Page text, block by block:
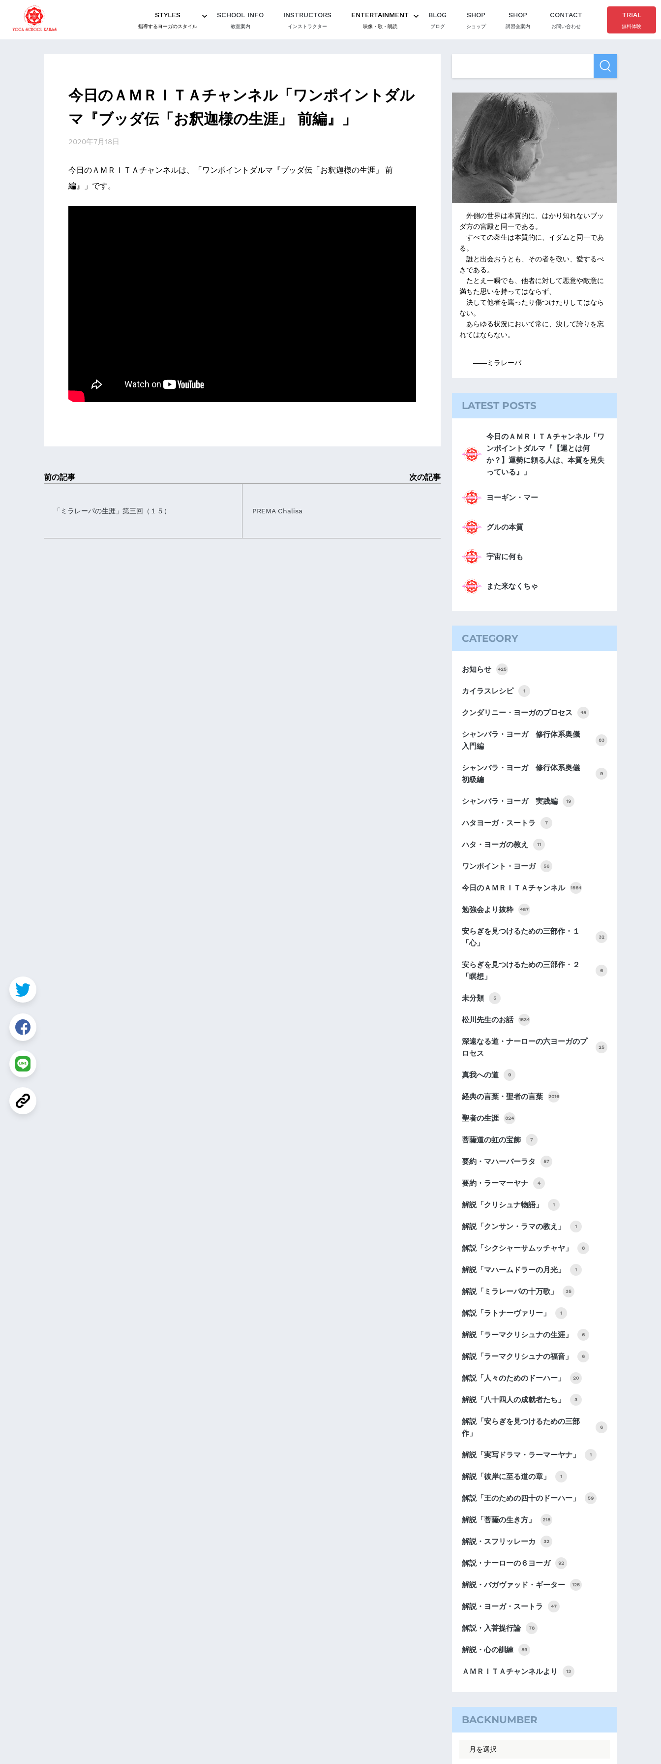
STYLES
指導するヨーガのスタイル
SCHOOL INFO
教室案内
INSTRUCTORS
インストラクター
ENTERTAINMENT
映像・歌・朗読
BLOG
ブログ
SHOP
ショップ
SHOP
講習会案内
CONTACT
お問い合わせ
TRIAL
無料体験
今日のＡＭＲＩＴＡチャンネル「ワンポイントダル
マ『ブッダ伝「お釈迦様の生涯」 前編』」
2020年7月18日
今日のＡＭＲＩＴＡチャンネルは、「ワンポイントダルマ『ブッダ伝「お釈迦様の生涯」 前
編』」です。
前の記事
「ミラレーパの生涯」第三回（１５）
次の記事
PREMA Chalisa
外側の世界は本質的に、はかり知れないブッ
ダ方の宮殿と同一である。
すべての衆生は本質的に、イダムと同一であ
る。
誰と出会おうとも、その者を敬い、愛するべ
きである。
たとえ一瞬でも、他者に対して悪意や敵意に
満ちた思いを持ってはならず、
決して他者を罵ったり傷つけたりしてはなら
ない。
あらゆる状況において常に、決して誇りを忘
れてはならない。
――ミラレーパ
LATEST POSTS
今日のＡＭＲＩＴＡチャンネル「ワ
ンポイントダルマ『【運とは何
か？】運勢に頼る人は、本質を見失
っている』」
ヨーギン・マー
グルの本質
宇宙に何も
また来なくちゃ
CATEGORY
お知らせ 425
カイラスレシピ 1
クンダリニー・ヨーガのプロセス 45
シャンバラ・ヨーガ 修行体系奥儀
入門編
83
シャンバラ・ヨーガ 修行体系奥儀
初級編
9
シャンバラ・ヨーガ 実践編 19
ハタヨーガ・スートラ 7
ハタ・ヨーガの教え 11
ワンポイント・ヨーガ 56
今日のＡＭＲＩＴＡチャンネル 1564
勉強会より抜粋 487
安らぎを見つけるための三部作・１
「心」
32
安らぎを見つけるための三部作・２
「瞑想」
6
未分類 5
松川先生のお話 1534
深遠なる道・ナーローの六ヨーガのプ
ロセス
25
真我への道 9
経典の言葉・聖者の言葉 2016
聖者の生涯 824
菩薩道の虹の宝飾 7
要約・マハーバーラタ 57
要約・ラーマーヤナ 4
解説「クリシュナ物語」 1
解説「クンサン・ラマの教え」 1
解説「シクシャーサムッチャヤ」 8
解説「マハームドラーの月光」 1
解説「ミラレーパの十万歌」 35
解説「ラトナーヴァリー」 1
解説「ラーマクリシュナの生涯」 6
解説「ラーマクリシュナの福音」 6
解説「人々のためのドーハー」 20
解説「八十四人の成就者たち」 3
解説「安らぎを見つけるための三部
作」
6
解説「実写ドラマ・ラーマーヤナ」 1
解説「彼岸に至る道の章」 1
解説「王のための四十のドーハー」 59
解説「菩薩の生き方」 218
解説・スフリッレーカ 32
解説・ナーローの６ヨーガ 92
解説・バガヴァッド・ギーター 125
解説・ヨーガ・スートラ 47
解説・入菩提行論 78
解説・心の訓練 89
ＡＭＲＩＴＡチャンネルより 13
BACKNUMBER